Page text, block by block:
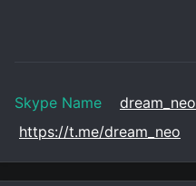
Skype Name dream_neo
https://t.me/dream_neo